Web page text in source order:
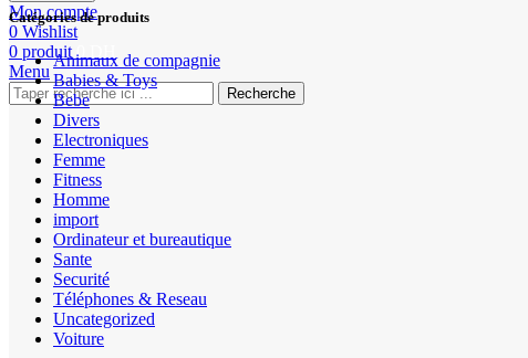
Mon compte
0 Wishlist
0 produit 0
Menu
Recherche
Catégories de produits
Animaux de compagnie
Babies & Toys
Bebe
Divers
Electroniques
Femme
Fitness
Homme
import
Ordinateur et bureautique
Sante
Securité
Téléphones & Reseau
Uncategorized
Voiture